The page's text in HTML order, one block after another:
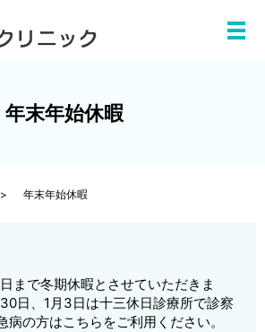
メ
年末年始休暇
年末年始休暇
まで冬期休暇とさせていただきま
日、1月3日は十三休日診療所で診察
病の方はこちらをご利用ください。